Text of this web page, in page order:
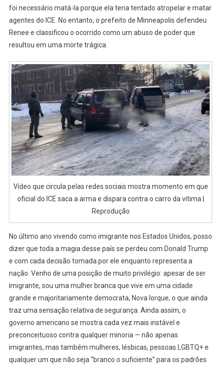
foi necessário matá-la porque ela teria tentado atropelar e matar
agentes do ICE. No entanto, o prefeito de Minneapolis defendeu
Renee e classificou o ocorrido como um abuso de poder que
resultou em uma morte trágica.
Vídeo que circula pelas redes sociais mostra momento em que
oficial do ICE saca a arma e dispara contra o carro da vítima |
Reprodução
No último ano vivendo como imigrante nos Estados Unidos, posso
dizer que toda a magia desse país se perdeu com Donald Trump
e com cada decisão tomada por ele enquanto representa a
nação. Venho de uma posição de muito privilégio: apesar de ser
imigrante, sou uma mulher branca que vive em uma cidade
grande e majoritariamente democrata, Nova Iorque, o que ainda
traz uma sensação relativa de segurança. Ainda assim, o
governo americano se mostra cada vez mais instável e
preconceituoso contra qualquer minoria — não apenas
imigrantes, mas também mulheres, lésbicas, pessoas LGBTQ+ e
qualquer um que não seja “branco o suficiente” para os padrões